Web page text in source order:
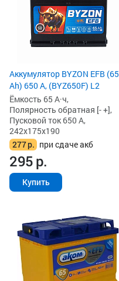
Аккумулятор BYZON EFB (65
Ah) 650 А, (BYZ650F) L2
Ёмкость 65 А·ч,
Полярность обратная [- +],
Пусковой ток 650 А,
242x175x190
277р. при сдаче акб
295р.
Купить